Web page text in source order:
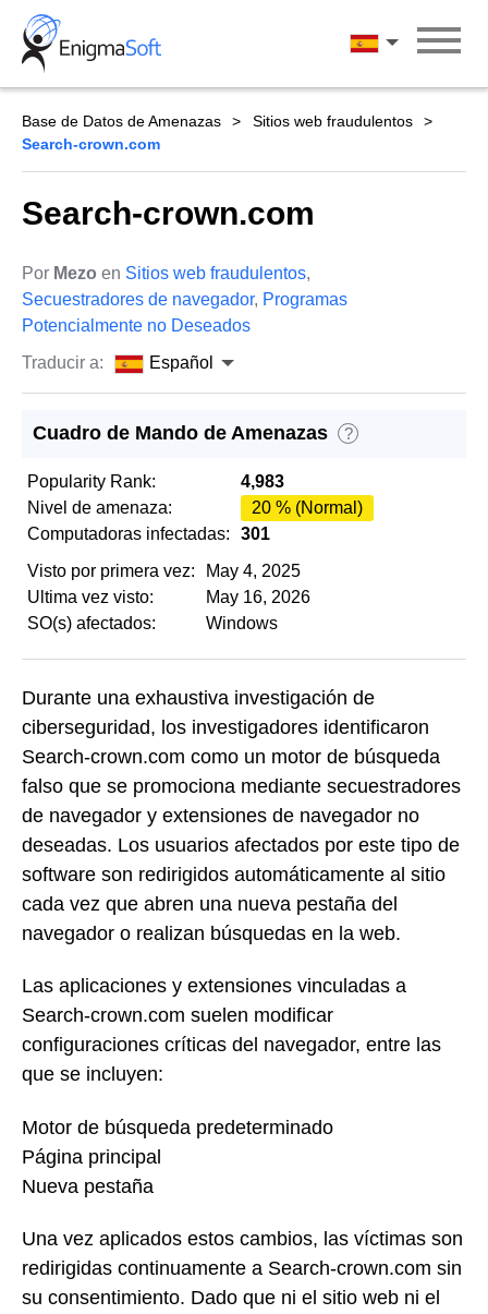
Skip
content
Español
Base de Datos de Amenazas
Sitios web fraudulentos
Search-crown.com
Search-crown.com
Por Mezo en Sitios web fraudulentos,
Secuestradores de navegador, Programas
Potencialmente no Deseados
Traducir a:
Español
Cuadro de Mando de Amenazas ?
Popularity Rank:
4,983
Nivel de amenaza:
20 % (Normal)
Computadoras infectadas:
301
Visto por primera vez:
May 4, 2025
Ultima vez visto:
May 16, 2026
SO(s) afectados:
Windows
Durante una exhaustiva investigación de
ciberseguridad, los investigadores identificaron
Search-crown.com como un motor de búsqueda
falso que se promociona mediante secuestradores
de navegador y extensiones de navegador no
deseadas. Los usuarios afectados por este tipo de
software son redirigidos automáticamente al sitio
cada vez que abren una nueva pestaña del
navegador o realizan búsquedas en la web.
Las aplicaciones y extensiones vinculadas a
Search-crown.com suelen modificar
configuraciones críticas del navegador, entre las
que se incluyen:
Motor de búsqueda predeterminado
Página principal
Nueva pestaña
Una vez aplicados estos cambios, las víctimas son
redirigidas continuamente a Search-crown.com sin
su consentimiento. Dado que ni el sitio web ni el